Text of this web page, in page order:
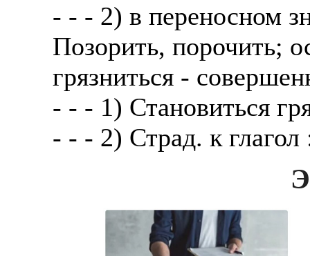
- - - 2) в переносном
Позорить, порочить;
грязниться -
- - - 1) Становиться
- - - 2) Страд. к глагол